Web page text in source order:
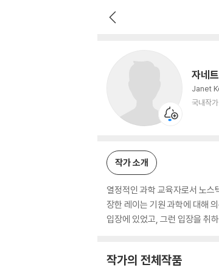
자네
Janet
국내작가
작가 소개
열정적인 과학 교육자로서 노
장한 레이는 기원 과학에 대해
입장에 있었고, 그런 입장을 취
작가의 전체작품